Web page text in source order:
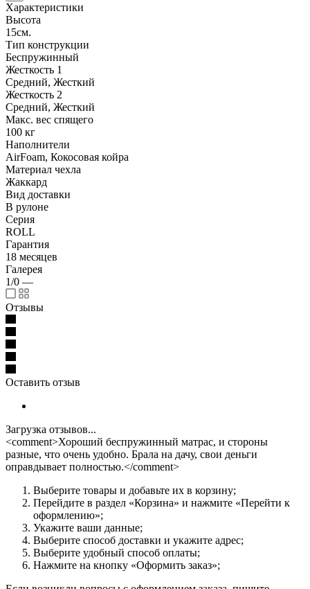
Характеристики
Высота
15см.
Тип конструкции
Беспружинный
Жесткость 1
Средний, Жесткий
Жесткость 2
Средний, Жесткий
Макс. вес спящего
100 кг
Наполнители
AirFoam, Кокосовая койра
Материал чехла
Жаккард
Вид доставки
В рулоне
Серия
ROLL
Гарантия
18 месяцев
Галерея
1/0 —
Отзывы
Оставить отзыв
Загрузка отзывов...
<comment>Хороший беспружинный матрас, и стороны
разные, что очень удобно. Брала на дачу, свои деньги
оправдывает полностью.</comment>
Выберите товары и добавьте их в корзину;
Перейдите в раздел «Корзина» и нажмите «Перейти к
оформлению»;
Укажите ваши данные;
Выберите способ доставки и укажите адрес;
Выберите удобный способ оплаты;
Нажмите на кнопку «Оформить заказ»;